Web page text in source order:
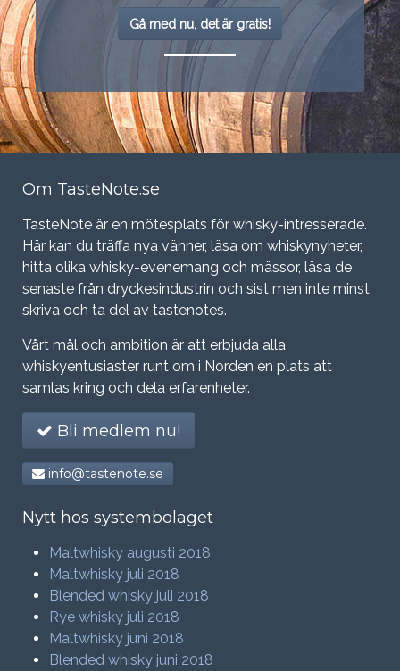
Gå med nu, det är gratis!
Om TasteNote.se
TasteNote är en mötesplats för whisky-intresserade.
Här kan du träffa nya vänner, läsa om whiskynyheter,
hitta olika whisky-evenemang och mässor, läsa de
senaste från dryckesindustrin och sist men inte minst
skriva och ta del av tastenotes.
Vårt mål och ambition är att erbjuda alla
whiskyentusiaster runt om i Norden en plats att
samlas kring och dela erfarenheter.
Bli medlem nu!
info@tastenote.se
Nytt hos systembolaget
Maltwhisky augusti 2018
Maltwhisky juli 2018
Blended whisky juli 2018
Rye whisky juli 2018
Maltwhisky juni 2018
Blended whisky juni 2018